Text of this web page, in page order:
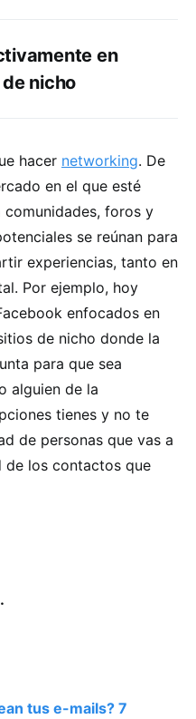
en
nicho
hacer networking. De
en el que esté
foros y
se reúnan para
experiencias, tanto en
Por ejemplo, hoy
enfocados en
de nicho donde la
para que sea
alguien de la
tienes y no te
de personas que vas a
de los contactos que
tus e-mails? 7